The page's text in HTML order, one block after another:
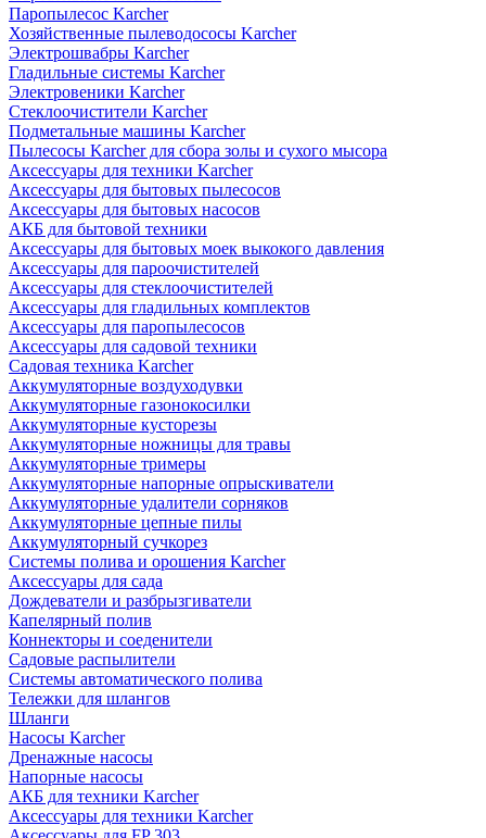
Паропылесос Karcher
Хозяйственные пылеводососы Karcher
Электрошвабры Karcher
Гладильные системы Karcher
Электровеники Karcher
Стеклоочистители Karcher
Подметальные машины Karcher
Пылесосы Karcher для сбора золы и сухого мысора
Аксессуары для техники Karcher
Аксессуары для бытовых пылесосов
Аксессуары для бытовых насосов
АКБ для бытовой техники
Аксессуары для бытовых моек выкокого давления
Аксессуары для пароочистителей
Аксессуары для стеклоочистителей
Аксессуары для гладильных комплектов
Аксессуары для паропылесосов
Аксессуары для садовой техники
Садовая техника Karcher
Аккумуляторные воздуходувки
Аккумуляторные газонокосилки
Аккумуляторные кусторезы
Аккумуляторные ножницы для травы
Аккумуляторные тримеры
Аккумуляторные напорные опрыскиватели
Аккумуляторные удалители сорняков
Аккумуляторные цепные пилы
Аккумуляторный сучкорез
Системы полива и орошения Karcher
Аксессуары для сада
Дождеватели и разбрызгиватели
Капелярный полив
Коннекторы и соеденители
Садовые распылители
Системы автоматического полива
Тележки для шлангов
Шланги
Насосы Karcher
Дренажные насосы
Напорные насосы
АКБ для техники Karcher
Аксессуары для техники Karcher